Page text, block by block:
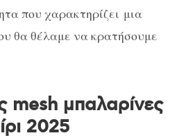
που χαρακτηρίζει μια
θα θέλαμε να κρατήσουμε
mesh μπαλαρίνες
2025